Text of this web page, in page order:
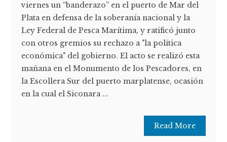
viernes un “banderazo” en el puerto de Mar del
Plata en defensa de la soberanía nacional y la
Ley Federal de Pesca Marítima, y ratificó junto
con otros gremios su rechazo a "la política
económica" del gobierno. El acto se realizó esta
mañana en el Monumento de los Pescadores, en
la Escollera Sur del puerto marplatense, ocasión
en la cual el Siconara ...
Read More